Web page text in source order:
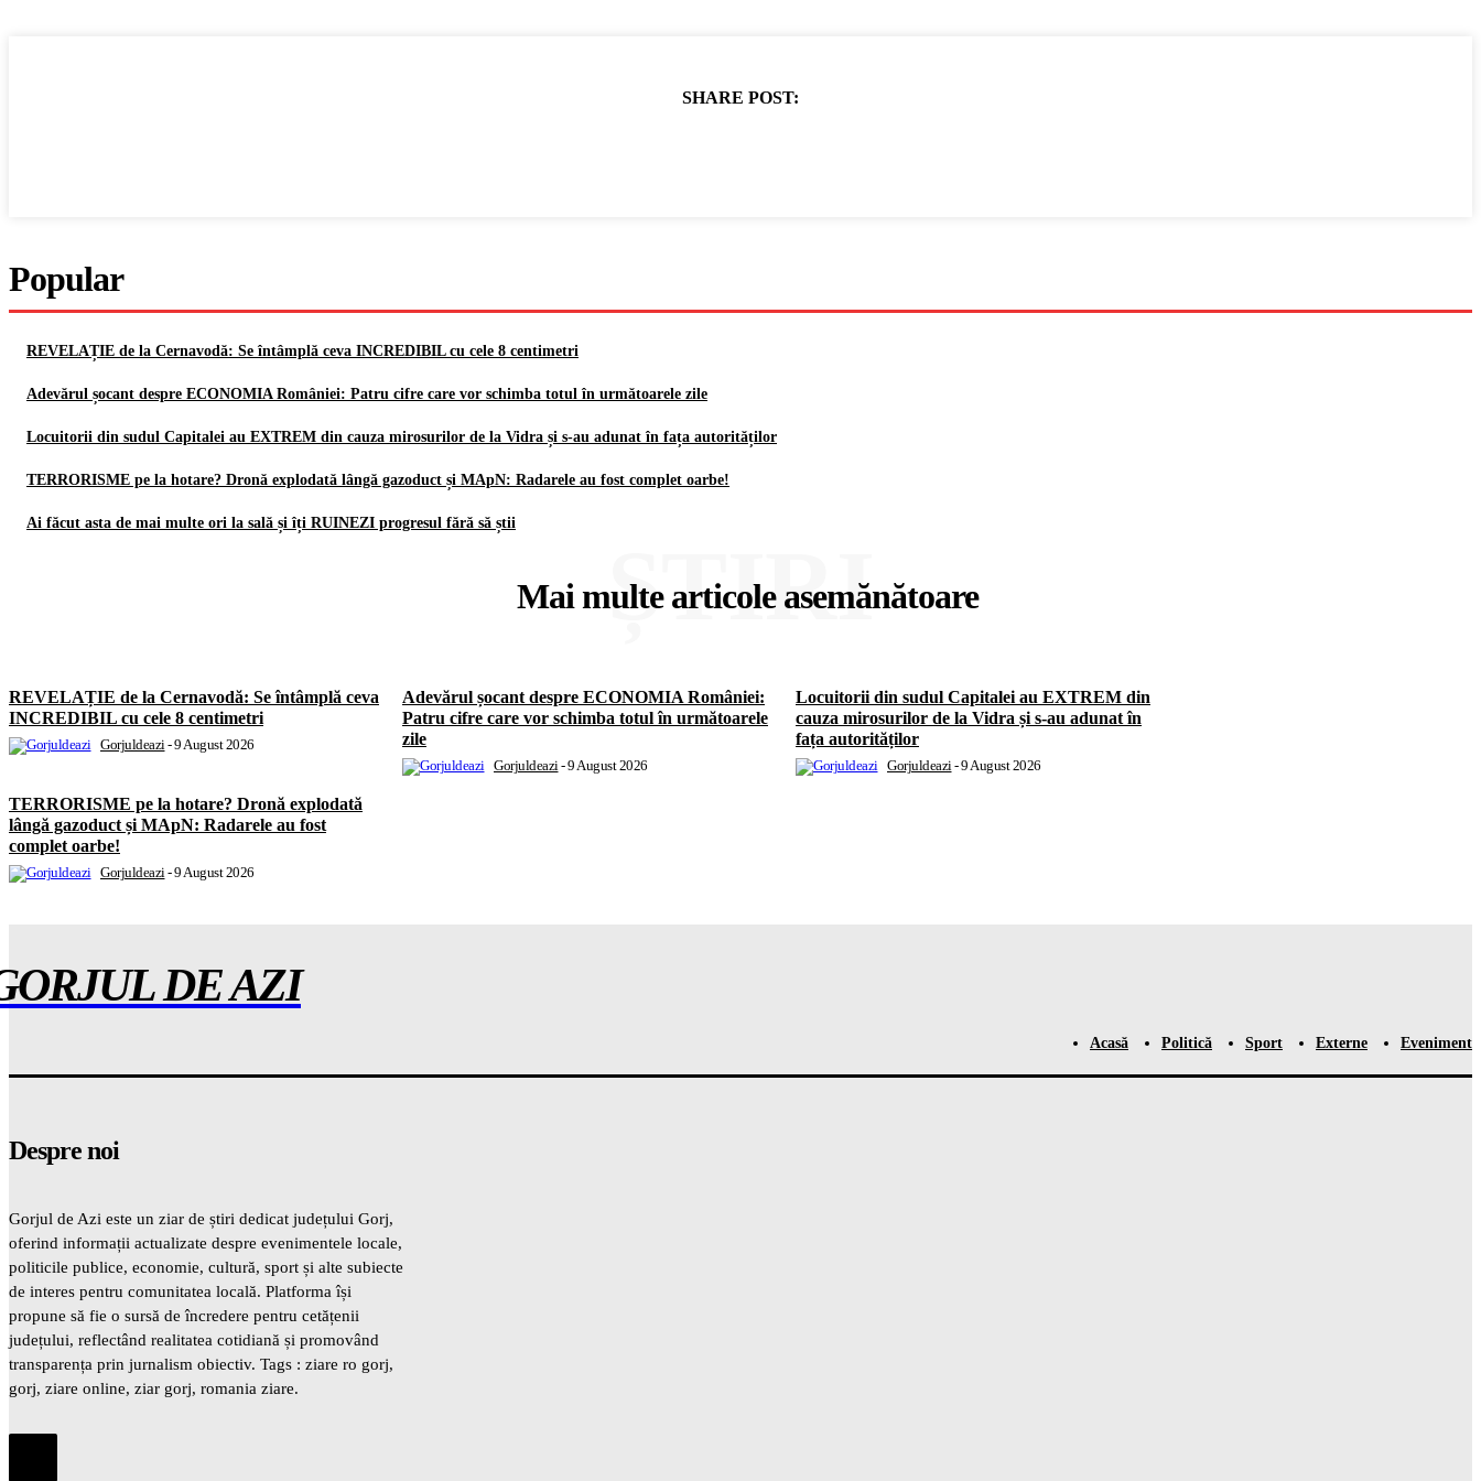
SHARE POST:
Popular
REVELAȚIE de la Cernavodă: Se întâmplă ceva INCREDIBIL cu cele 8 centimetri
Adevărul șocant despre ECONOMIA României: Patru cifre care vor schimba totul în următoarele zile
Locuitorii din sudul Capitalei au EXTREM din cauza mirosurilor de la Vidra și s-au adunat în fața autorităților
TERRORISME pe la hotare? Dronă explodată lângă gazoduct și MApN: Radarele au fost complet oarbe!
Ai făcut asta de mai multe ori la sală și îți RUINEZI progresul fără să știi
Mai multe articole asemănătoare
ȘTIRI
REVELAȚIE de la Cernavodă: Se întâmplă ceva
INCREDIBIL cu cele 8 centimetri
Gorjuldeazi -9 August 2026
Adevărul șocant despre ECONOMIA României:
Patru cifre care vor schimba totul în următoarele
zile
Gorjuldeazi -9 August 2026
Locuitorii din sudul Capitalei au EXTREM din
cauza mirosurilor de la Vidra și s-au adunat în
fața autorităților
Gorjuldeazi -9 August 2026
TERRORISME pe la hotare? Dronă explodată
lângă gazoduct și MApN: Radarele au fost
complet oarbe!
Gorjuldeazi -9 August 2026
DE AZI
Acasă Politică Sport Externe Eveniment
Despre noi
Gorjul de Azi este un ziar de știri dedicat județului Gorj,
oferind informații actualizate despre evenimentele locale,
politicile publice, economie, cultură, sport și alte subiecte
de interes pentru comunitatea locală. Platforma își
propune să fie o sursă de încredere pentru cetățenii
județului, reflectând realitatea cotidiană și promovând
transparența prin jurnalism obiectiv. Tags : ziare ro gorj,
gorj, ziare online, ziar gorj, romania ziare.